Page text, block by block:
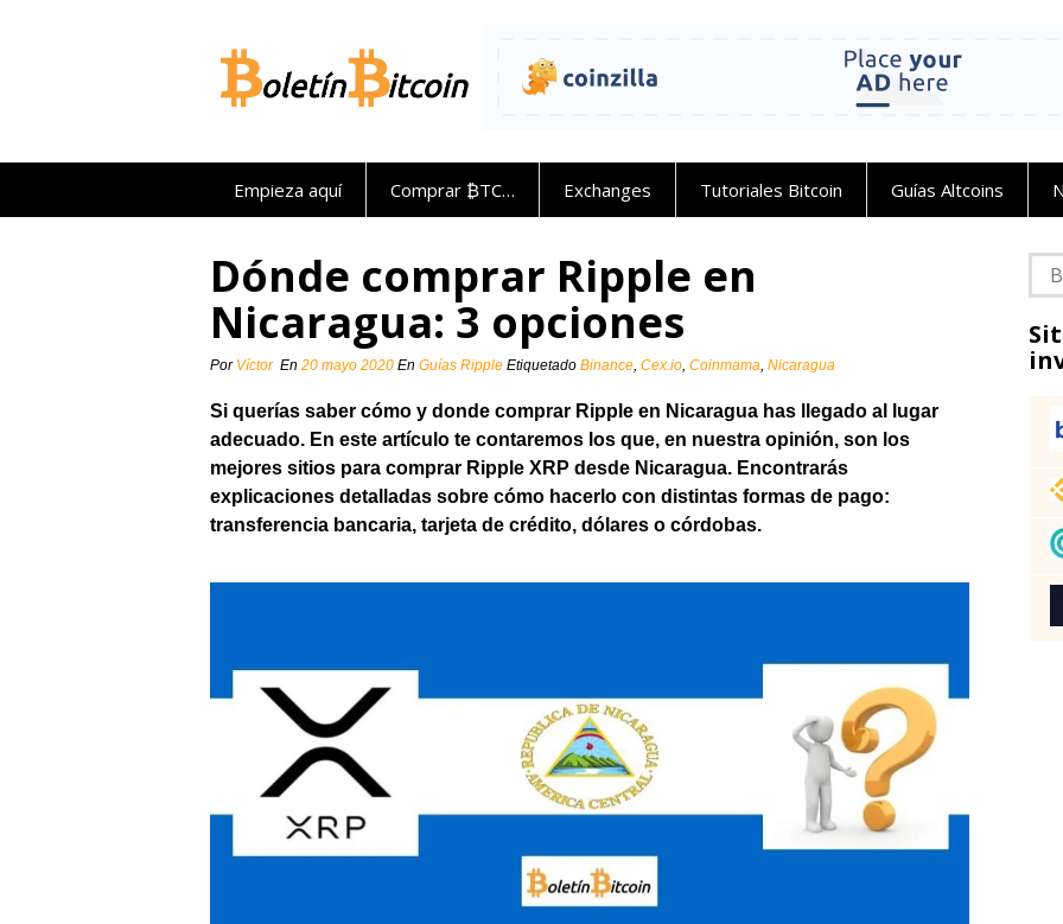
Empieza aquí Comprar ₿TC… Exchanges Tutoriales Bitcoin Guías Altcoins
Dónde comprar Ripple en
Nicaragua: 3 opciones
Por Víctor En 20 mayo 2020 En Guías Ripple Etiquetado Binance, Cex.io, Coinmama, Nicaragua
Si querías saber cómo y donde comprar Ripple en Nicaragua has llegado al lugar
adecuado. En este artículo te contaremos los que, en nuestra opinión, son los
mejores sitios para comprar Ripple XRP desde Nicaragua. Encontrarás
explicaciones detalladas sobre cómo hacerlo con distintas formas de pago:
transferencia bancaria, tarjeta de crédito, dólares o córdobas.